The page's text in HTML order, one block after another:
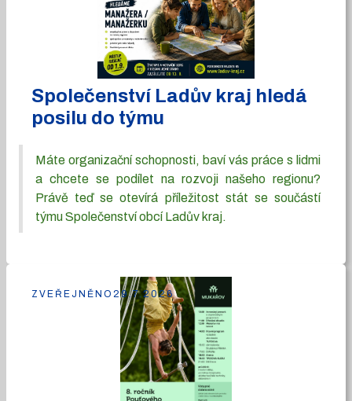
Společenství Ladův kraj hledá
posilu do týmu
Máte organizační schopnosti, baví vás práce s lidmi
a chcete se podílet na rozvoji našeho regionu?
Právě teď se otevírá příležitost stát se součástí
týmu Společenství obcí Ladův kraj.
ZVEŘEJNĚNO 29.7.2026